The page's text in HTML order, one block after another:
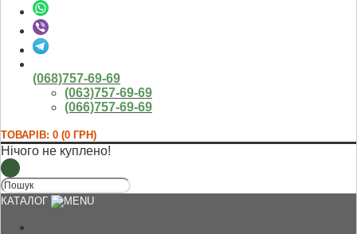
(068)757-69-69
(063)757-69-69
(066)757-69-69
ТОВАРІВ: 0 (0 ГРН)
Нічого не куплено!
КАТАЛОГ